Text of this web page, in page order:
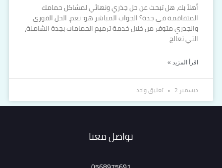
أهلاً بك، هل تبحث عن حل جذري ونهائي لمشاكل حمامك
المتفاقمة في جدة؟ الجواب المباشر هو: نعم، الحل الفوري
والجذري متوفر من خلال خدمة ترميم الحمامات بجدة الشاملة،
التي تعالج
اقرأ المزيد »
ديسمبر 2 تعليق واحد
تواصل معنا